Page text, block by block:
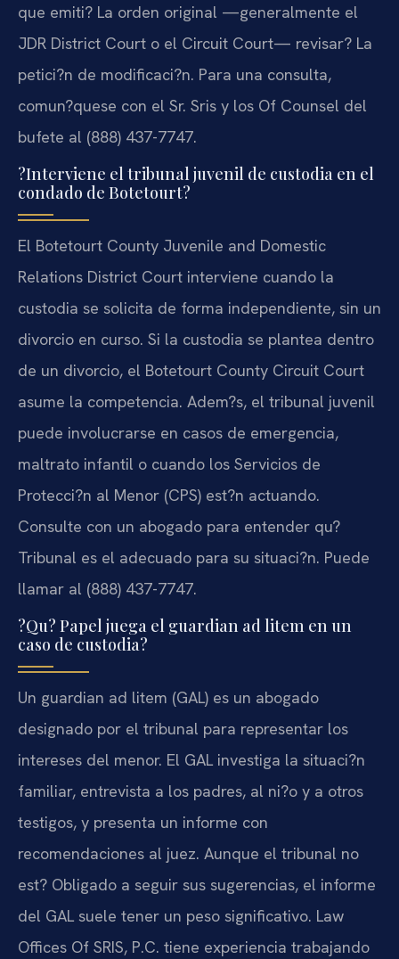
que emiti? La orden original —generalmente el
JDR District Court o el Circuit Court— revisar? La
petici?n de modificaci?n. Para una consulta,
comun?quese con el Sr. Sris y los Of Counsel del
bufete al (888) 437-7747.
?Interviene el tribunal juvenil de custodia en el
condado de Botetourt?
El Botetourt County Juvenile and Domestic
Relations District Court interviene cuando la
custodia se solicita de forma independiente, sin un
divorcio en curso. Si la custodia se plantea dentro
de un divorcio, el Botetourt County Circuit Court
asume la competencia. Adem?s, el tribunal juvenil
puede involucrarse en casos de emergencia,
maltrato infantil o cuando los Servicios de
Protecci?n al Menor (CPS) est?n actuando.
Consulte con un abogado para entender qu?
Tribunal es el adecuado para su situaci?n. Puede
llamar al (888) 437-7747.
?Qu? Papel juega el guardian ad litem en un
caso de custodia?
Un guardian ad litem (GAL) es un abogado
designado por el tribunal para representar los
intereses del menor. El GAL investiga la situaci?n
familiar, entrevista a los padres, al ni?o y a otros
testigos, y presenta un informe con
recomendaciones al juez. Aunque el tribunal no
est? Obligado a seguir sus sugerencias, el informe
del GAL suele tener un peso significativo. Law
Offices Of SRIS, P.C. tiene experiencia trabajando